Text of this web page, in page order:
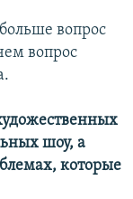
вопрос
вопрос
шоу, а
которые